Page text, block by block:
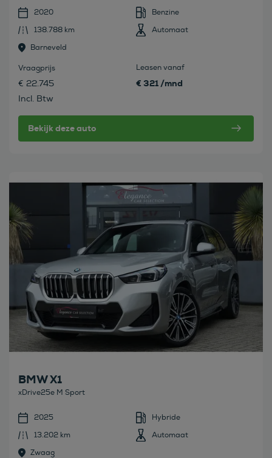
2020
Benzine
138.788 km
Automaat
Barneveld
Vraagprijs
€ 22.745
Incl. Btw
Leasen vanaf
€ 321 /mnd
Bekijk deze auto
Bekijk deze auto
BMW X1
xDrive25e M Sport
2025
Hybride
13.202 km
Automaat
Zwaag